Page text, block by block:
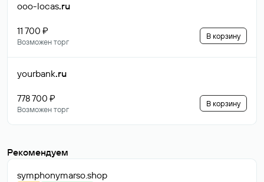
ooo-locas.ru
11 700 ₽
Возможен торг
В корзину
yourbank.ru
778 700 ₽
Возможен торг
В корзину
Рекомендуем
symphonymarso.shop